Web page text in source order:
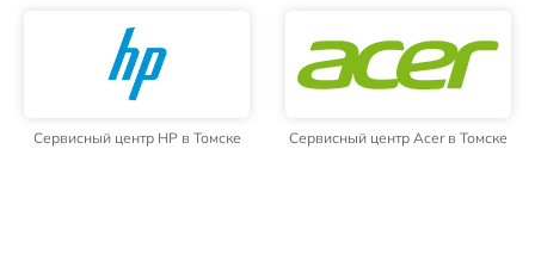
Сервисный центр HP в Томске Сервисный центр Acer в Томске